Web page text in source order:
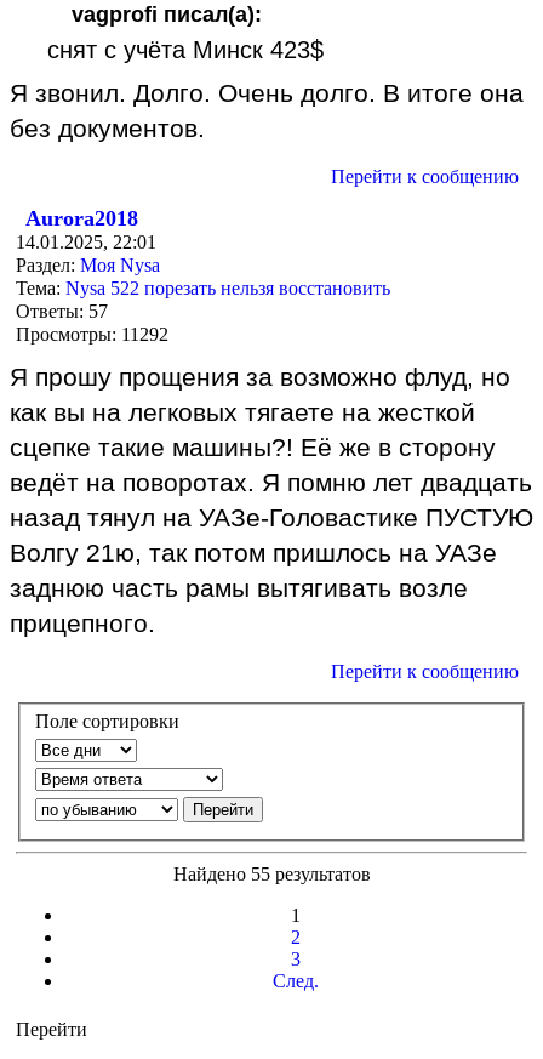
vagprofi писал(а):
снят с учёта Минск 423$
Я звонил. Долго. Очень долго. В итоге она
без документов.
Перейти к сообщению
Aurora2018
14.01.2025, 22:01
Раздел: Моя Nysa
Тема: Nysa 522 порезать нельзя восстановить
Ответы: 57
Просмотры: 11292
Я прошу прощения за возможно флуд, но
как вы на легковых тягаете на жесткой
сцепке такие машины?! Её же в сторону
ведёт на поворотах. Я помню лет двадцать
назад тянул на УАЗе-Головастике ПУСТУЮ
Волгу 21ю, так потом пришлось на УАЗе
заднюю часть рамы вытягивать возле
прицепного.
Перейти к сообщению
Поле сортировки
Найдено 55 результатов
1
2
3
След.
Перейти